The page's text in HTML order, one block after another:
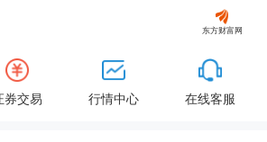
东方财富网
券交易 行情中心 在线客服